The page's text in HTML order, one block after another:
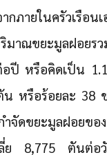
ายในครัวเรือน
าณขยะมูลฝอยร
ปี หรือคิดเป็น
น หรือร้อยละ
ำจัดขยะมูลฝอ
ย 8,775 ตันต่อวั